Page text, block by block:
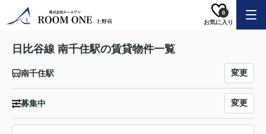
お気に入り
0
日比谷線 南千住駅の賃貸物件一覧
南千住駅 変更
募集中 変更